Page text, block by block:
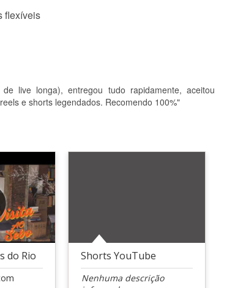
flexíveis
live longa), entregou tudo rapidamente, aceitou
e shorts legendados. Recomendo 100%"
do Rio Shorts YouTube
Nenhuma descrição